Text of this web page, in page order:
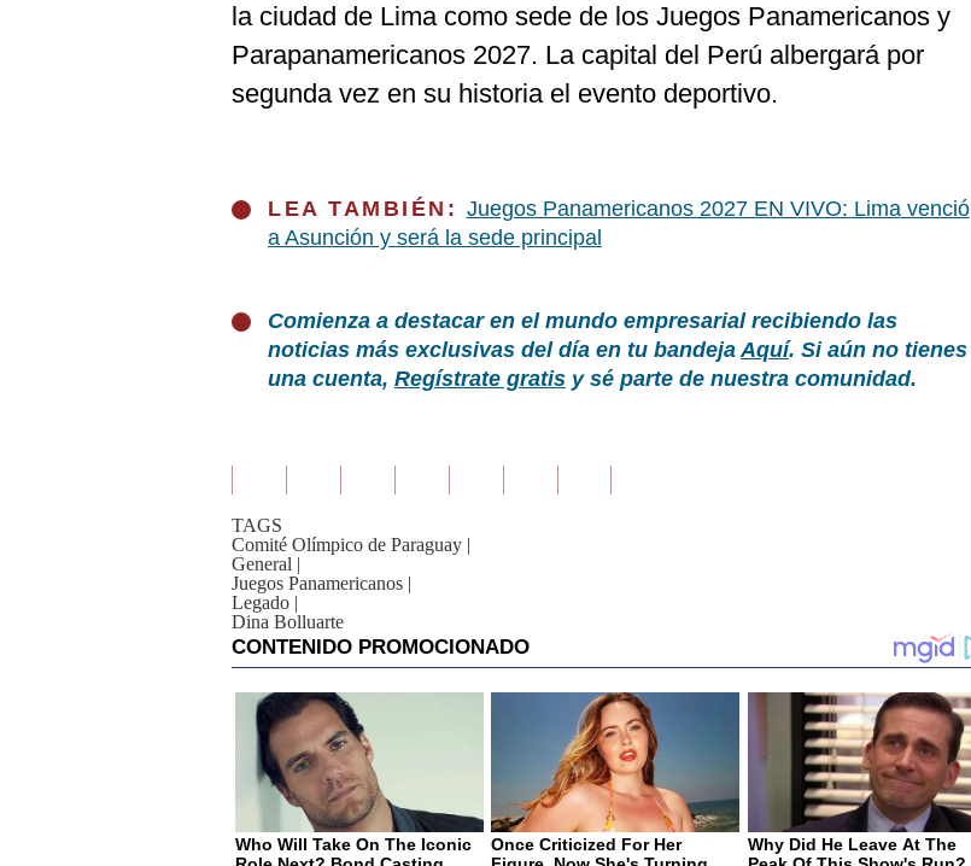
la ciudad de Lima como sede de los Juegos Panamericanos y
Parapanamericanos 2027. La capital del Perú albergará por
segunda vez en su historia el evento deportivo.
LEA TAMBIÉN: Juegos Panamericanos 2027 EN VIVO: Lima venció
a Asunción y será la sede principal
Comienza a destacar en el mundo empresarial recibiendo las
noticias más exclusivas del día en tu bandejaAquí. Si aún no tienes
una cuenta, Regístrate gratis y sé parte de nuestra comunidad.
TAGS
Comité Olímpico de Paraguay |
General |
Juegos Panamericanos |
Legado |
Dina Bolluarte